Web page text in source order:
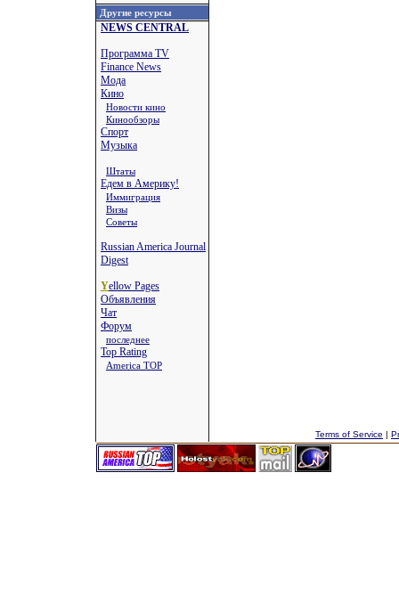
Другие ресурсы
NEWS CENTRAL
Программа TV
Finance News
Мода
Кино
Новости кино
Кинообзоры
Спорт
Музыка
Штаты
Едем в Америку!
Иммиграция
Визы
Советы
Russian America Journal
Digest
Yellow Pages
Объявления
Чат
Форум
последнее
Top Rating
America TOP
Terms of Service |